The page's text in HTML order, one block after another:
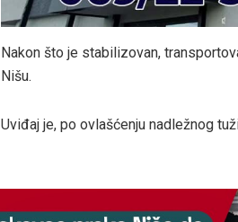
Nakon što je stabilizovan,
Nišu.
Uviđaj je, po ovlašćenju nadležnog